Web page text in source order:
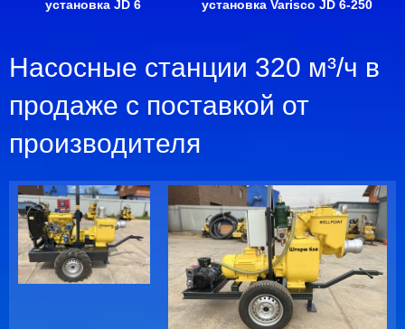
установка JD 6
установка Varisco JD 6-250
Насосные станции 320 м³/ч в
продаже с поставкой от
производителя